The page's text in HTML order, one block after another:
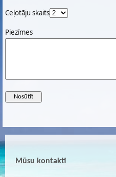
Ceļotāju skaits
Piezīmes
Mūsu kontakti